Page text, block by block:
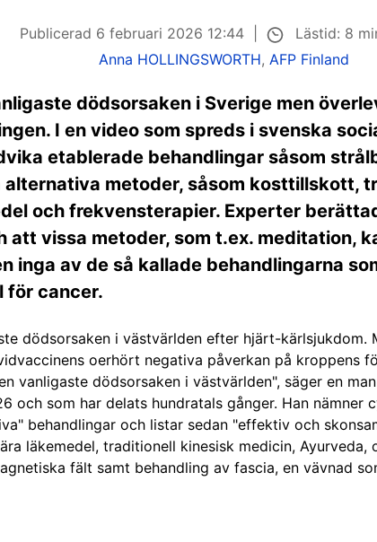
Publicerad 6 februari 2026 12:44
Lästid: 8
Anna HOLLINGSWORTH, AFP Finland
dödsorsaken i Sverige men
I en video som spreds i svenska
etablerade behandlingar såsom
metoder, såsom kosttillskott,
och frekvensterapier. Experter
att vissa metoder, som t.ex. meditation,
inga av de så kallade behandlingarna
för cancer.
dödsorsaken i västvärlden efter hjärt-kärlsjukdom.
oerhört negativa påverkan på kroppens
vanligaste dödsorsaken i västvärlden", säger en
och som har delats hundratals gånger. Han
behandlingar och listar sedan "effektiv och
läkemedel, traditionell kinesisk medicin,
fält samt behandling av fascia, en vävnad